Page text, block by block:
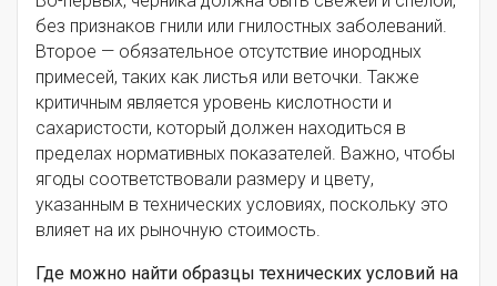
без признаков гнили или гнилостных заболеваний.
Второе — обязательное отсутствие инородных
примесей, таких как листья или веточки. Также
критичным является уровень кислотности и
сахаристости, который должен находиться в
пределах нормативных показателей. Важно, чтобы
ягоды соответствовали размеру и цвету,
указанным в технических условиях, поскольку это
влияет на их рыночную стоимость.
Где можно найти образцы технических условий на